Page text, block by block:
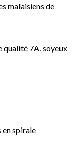
malaisiens de
qualité 7A, soyeux
en spirale